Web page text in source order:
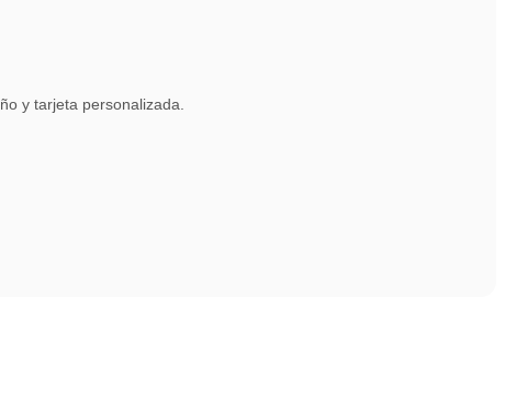
y tarjeta personalizada.